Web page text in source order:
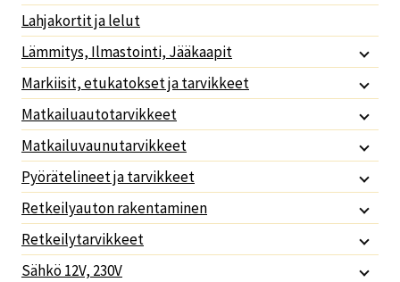
Lahjakortit ja lelut
Lämmitys, Ilmastointi, Jääkaapit
Markiisit, etukatokset ja tarvikkeet
Matkailuautotarvikkeet
Matkailuvaunutarvikkeet
Pyörätelineet ja tarvikkeet
Retkeilyauton rakentaminen
Retkeilytarvikkeet
Sähkö 12V, 230V